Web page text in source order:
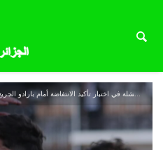
اتحاد خنشلة في اختبار تأكيد الانتفاضة أمام بارادو